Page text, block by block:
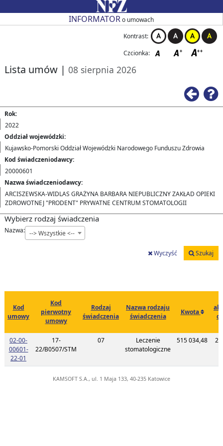
Przejdź do strony głównejINFORMATORo umowach
Kontrast:
Czcionka:
Lista umów | 08 sierpnia 2026
Rok:
2022
Oddział wojewódzki:
Kujawsko-Pomorski Oddział Wojewódzki Narodowego Funduszu Zdrowia
Kod świadczeniodawcy:
20000601
Nazwa świadczeniodawcy:
ARCISZEWSKA-WIDLAS GRAŻYNA BARBARA NIEPUBLICZNY ZAKŁAD OPIEKI
ZDROWOTNEJ "PRODENT" PRYWATNE CENTRUM STOMATOLOGII
Wybierz rodzaj świadczenia
Nazwa: --> Wszystkie <--
Wyczyść Szukaj
Kod
umowy
Kod
pierwotny
umowy
Rodzaj
świadczenia
Nazwa rodzaju
świadczenia
Kwota
02-00-
00601-
22-01
17-
22/B0507/STM
07
Leczenie
stomatologiczne
515 034,48
KAMSOFT S.A., ul. 1 Maja 133, 40-235 Katowice